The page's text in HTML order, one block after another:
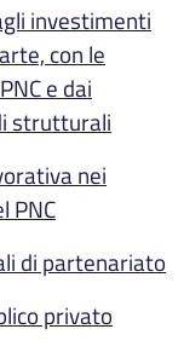
investimenti
con le
e dai
strutturali
nei
PNC
di partenariato
privato